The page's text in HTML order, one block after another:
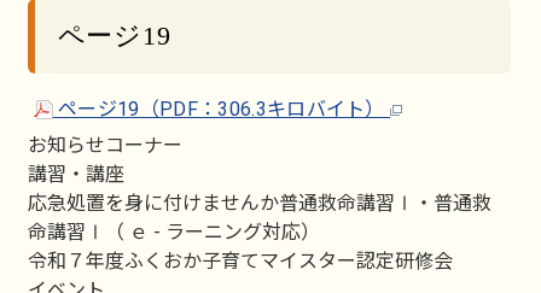
ページ19
ページ19（PDF：306.3キロバイト）
お知らせコーナー
講習・講座
応急処置を身に付けませんか普通救命講習Ⅰ・普通救
命講習Ⅰ（ ｅ - ラーニング対応）
令和７年度ふくおか子育てマイスター認定研修会